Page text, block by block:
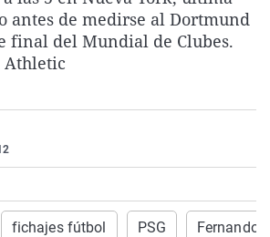
La rosa de los vientos
Gente viajera
Caso
Retornados
Operación Viuda
Extremadura
Galicia
Navarra
Virales
Televisión
antes de medirse al Dortmund
final del Mundial de Clubes.
Athletic
fichajes fútbol PSG Fernando